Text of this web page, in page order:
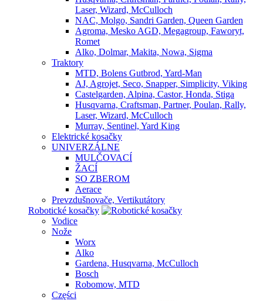
Laser, Wizard, McCulloch
NAC, Molgo, Sandri Garden, Queen Garden
Agroma, Mesko AGD, Megagroup, Faworyt,
Romet
Alko, Dolmar, Makita, Nowa, Sigma
Traktory
MTD, Bolens Gutbrod, Yard-Man
AJ, Agrojet, Seco, Snapper, Simplicity, Viking
Castelgarden, Alpina, Castor, Honda, Stiga
Husqvarna, Craftsman, Partner, Poulan, Rally,
Laser, Wizard, McCulloch
Murray, Sentinel, Yard King
Elektrické kosačky
UNIVERZÁLNE
MULČOVACÍ
ŽACÍ
SO ZBEROM
Aerace
Prevzdušnovače, Vertikutátory
Robotické kosačky
Vodice
Nože
Worx
Alko
Gardena, Husqvarna, McCulloch
Bosch
Robomow, MTD
Części